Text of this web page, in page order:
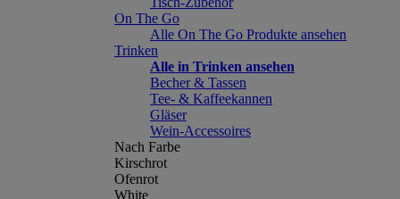
On The Go
Alle On The Go Produkte ansehen
Trinken
Alle in Trinken ansehen
Becher & Tassen
Tee- & Kaffeekannen
Gläser
Wein-Accessoires
Nach Farbe
Kirschrot
Ofenrot
White